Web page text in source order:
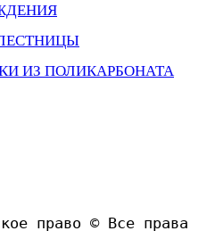
ИЗ ПОЛИКАРБОНАТА
право © Все права